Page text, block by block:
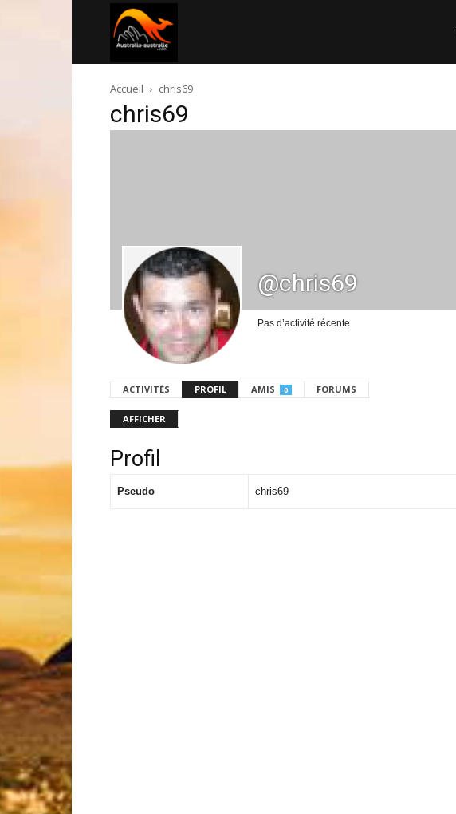
australie.com
Accueil chris69
chris69
@chris69
Pas d’activité récente
ACTIVITÉS PROFIL AMIS 0 FORUMS
AFFICHER
Profil
Pseudo chris69